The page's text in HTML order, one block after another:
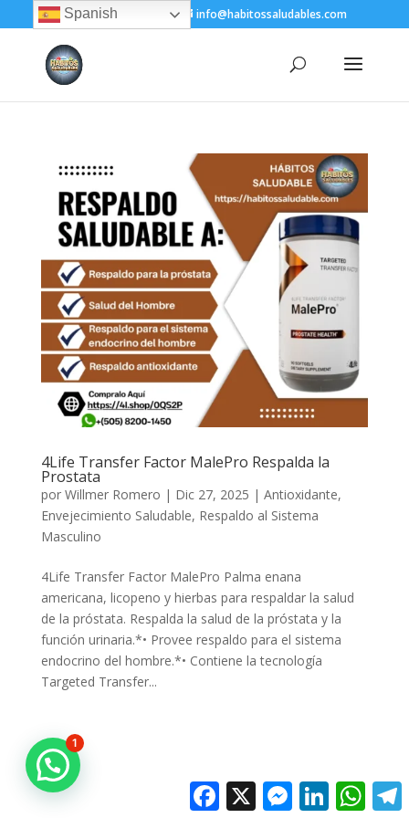
+(505) 8200-1450 info@habitossaludables.com
4Life Transfer Factor MalePro Respalda la
Prostata
por Willmer Romero | Dic 27, 2025 | Antioxidante,
Envejecimiento Saludable, Respaldo al Sistema
Masculino
4Life Transfer Factor MalePro Palma enana
americana, licopeno y hierbas para respaldar la salud
de la próstata. Respalda la salud de la próstata y la
función urinaria.*• Provee respaldo para el sistema
endocrino del hombre.*• Contiene la tecnología
Targeted Transfer...
Facebook Messenger
LinkedIn
Spanish
1